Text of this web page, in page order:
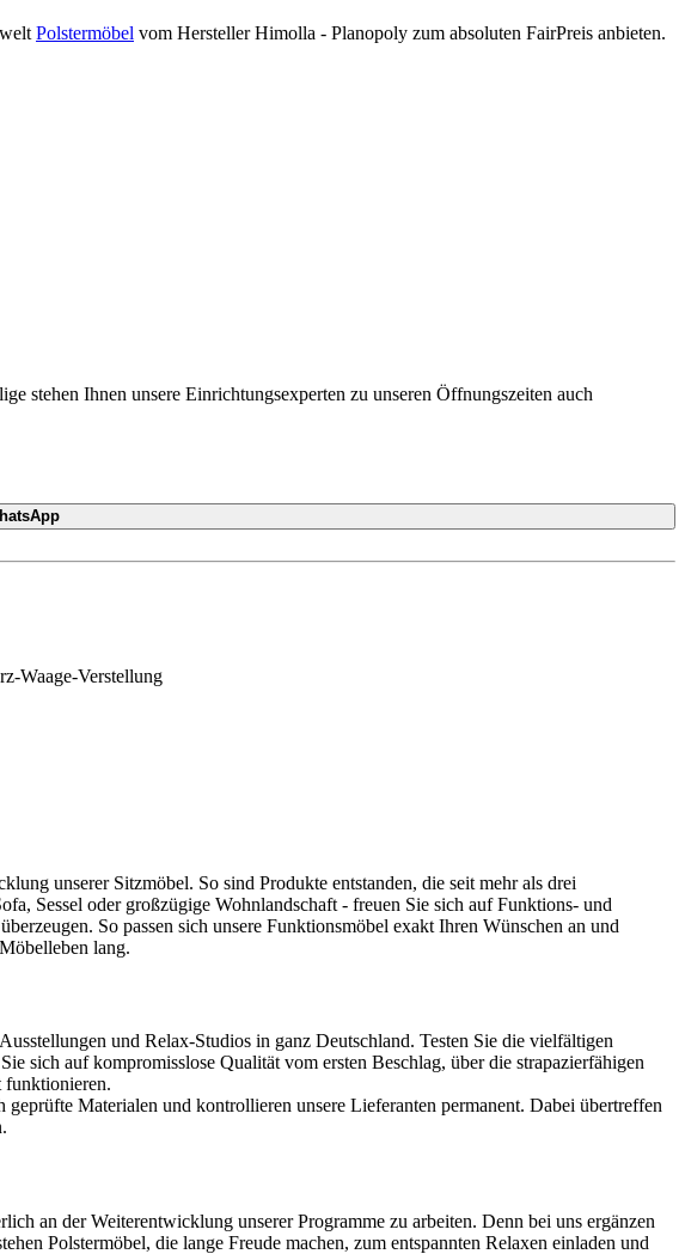
Polstermöbel vom Hersteller Himolla - Planopoly zum absoluten FairPreis anbieten.
stehen Ihnen unsere Einrichtungsexperten zu unseren Öffnungszeiten auch
Waage-Verstellung
unserer Sitzmöbel. So sind Produkte entstanden, die seit mehr als drei
Sessel oder großzügige Wohnlandschaft - freuen Sie sich auf Funktions- und
So passen sich unsere Funktionsmöbel exakt Ihren Wünschen an und
lang.
und Relax-Studios in ganz Deutschland. Testen Sie die vielfältigen
sich auf kompromisslose Qualität vom ersten Beschlag, über die strapazierfähigen
funktionieren.
Materialen und kontrollieren unsere Lieferanten permanent. Dabei übertreffen
an der Weiterentwicklung unserer Programme zu arbeiten. Denn bei uns ergänzen
Polstermöbel, die lange Freude machen, zum entspannten Relaxen einladen und